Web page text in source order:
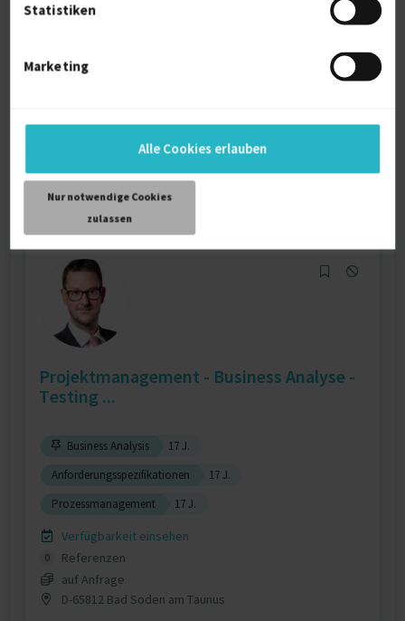
Statistiken
Marketing
Alle Cookies erlauben
Nur notwendige Cookies
zulassen
Business Development Manager Japan
Business Development
Verfügbarkeit einsehen
auf Anfrage
D-10178 Berlin
Projektmanagement - Business Analyse -
Testing ...
Business Analysis
17 J.
Anforderungsspezifikationen
17 J.
Prozessmanagement
17 J.
Verfügbarkeit einsehen
0
Referenzen
auf Anfrage
D-65812 Bad Soden am Taunus